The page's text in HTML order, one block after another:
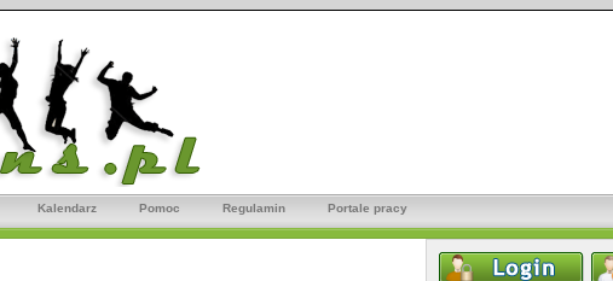
Kalendarz Pomoc Regulamin Portale pracy